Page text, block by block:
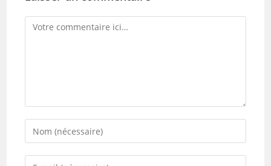
Comment
Enter
your
name
Enter